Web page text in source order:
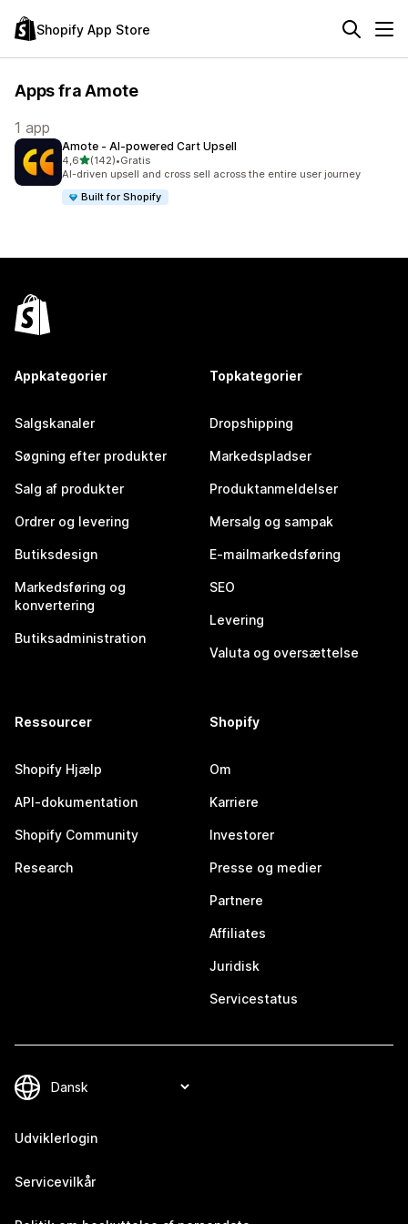
Shopify App Store
Apps fra Amote
1 app
Amote ‑ AI‑powered Cart Upsell
4,6ud af 5 stjerner
(142)
142 anmeldelser i alt
•Gratis
AI-driven upsell and cross sell across the entire user journey
Built for Shopify
Appkategorier
Salgskanaler
Søgning efter produkter
Salg af produkter
Ordrer og levering
Butiksdesign
Markedsføring og
konvertering
Butiksadministration
Topkategorier
Dropshipping
Markedspladser
Produktanmeldelser
Mersalg og sampak
E-mailmarkedsføring
SEO
Levering
Valuta og oversættelse
Ressourcer
Shopify Hjælp
API-dokumentation
Shopify Community
Research
Shopify
Om
Karriere
Investorer
Presse og medier
Partnere
Affiliates
Juridisk
Servicestatus
Udviklerlogin
Servicevilkår